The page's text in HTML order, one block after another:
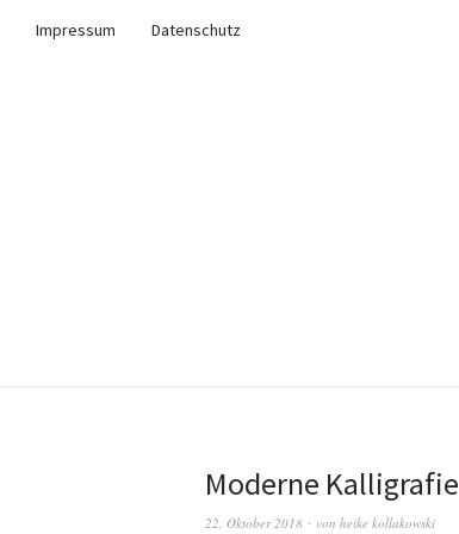
Impressum
Datenschutz
Moderne Kalligrafie
22. Oktober 2018 von heike kollakowski